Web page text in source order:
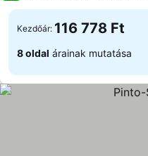
Kezdőár: 116 778 Ft
8 oldal árainak mutatása